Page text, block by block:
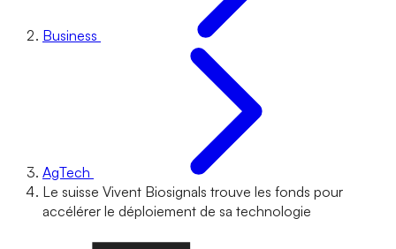
Business
AgTech
Le suisse Vivent Biosignals trouve les fonds pour
accélérer le déploiement de sa technologie